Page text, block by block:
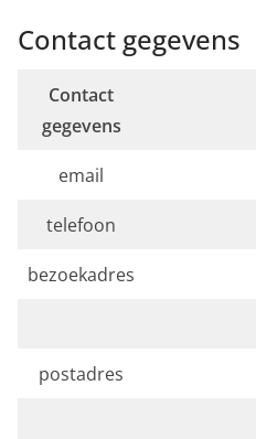
Contact gegevens
Contact
gegevens
email
telefoon
bezoekadres
postadres